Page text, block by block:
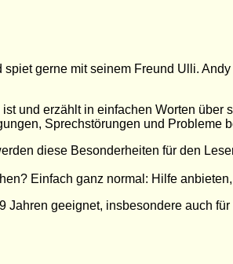
gerne mit seinem Freund Ulli.
und erzählt in einfachen Worten
Sprechstörungen und Probleme
diese Besonderheiten für den
Einfach ganz normal: Hilfe
Jahren geeignet, insbesondere auch